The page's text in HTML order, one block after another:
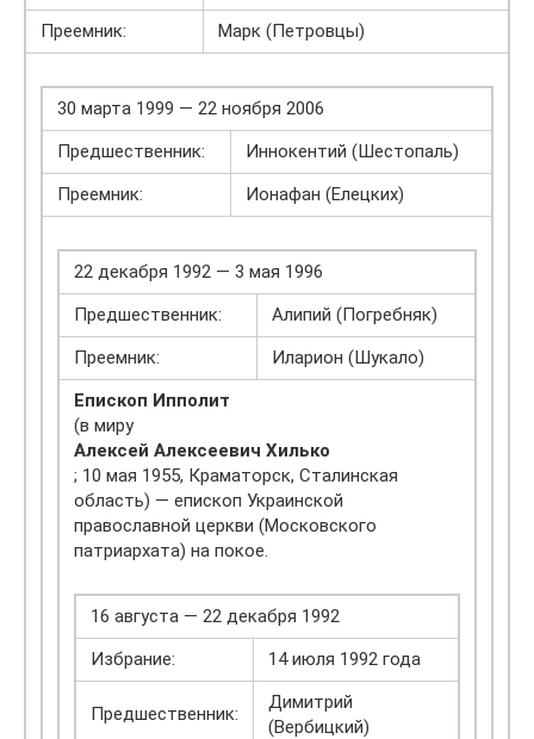
Преемник:
Марк (Петровцы)
30 марта 1999 — 22 ноября 2006
Предшественник:
Иннокентий (Шестопаль)
Преемник:
Ионафан (Елецких)
22 декабря 1992 — 3 мая 1996
Предшественник:
Алипий (Погребняк)
Преемник:
Иларион (Шукало)
Епископ Ипполит
(в миру
Алексей Алексеевич Хилько
; 10 мая 1955, Краматорск, Сталинская
область) — епископ Украинской
православной церкви (Московского
патриархата) на покое.
16 августа — 22 декабря 1992
Избрание:
14 июля 1992 года
Предшественник:
Димитрий
(Вербицкий)